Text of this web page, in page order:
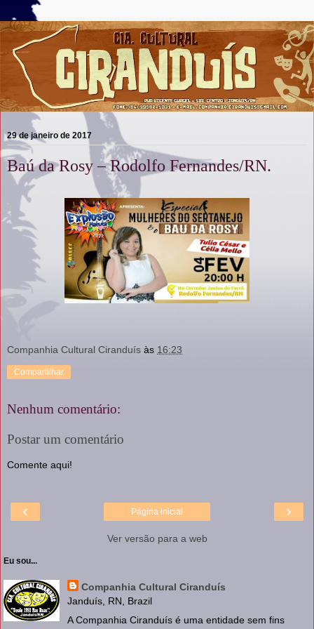
29 de janeiro de 2017
Baú da Rosy – Rodolfo Fernandes/RN.
Companhia Cultural Ciranduís às 16:23
Compartilhar
Nenhum comentário:
Postar um comentário
Comente aqui!
‹ ›
Página inicial
Ver versão para a web
Eu sou...
Companhia Cultural Ciranduís
Janduís, RN, Brazil
A Companhia Ciranduís é uma entidade sem fins